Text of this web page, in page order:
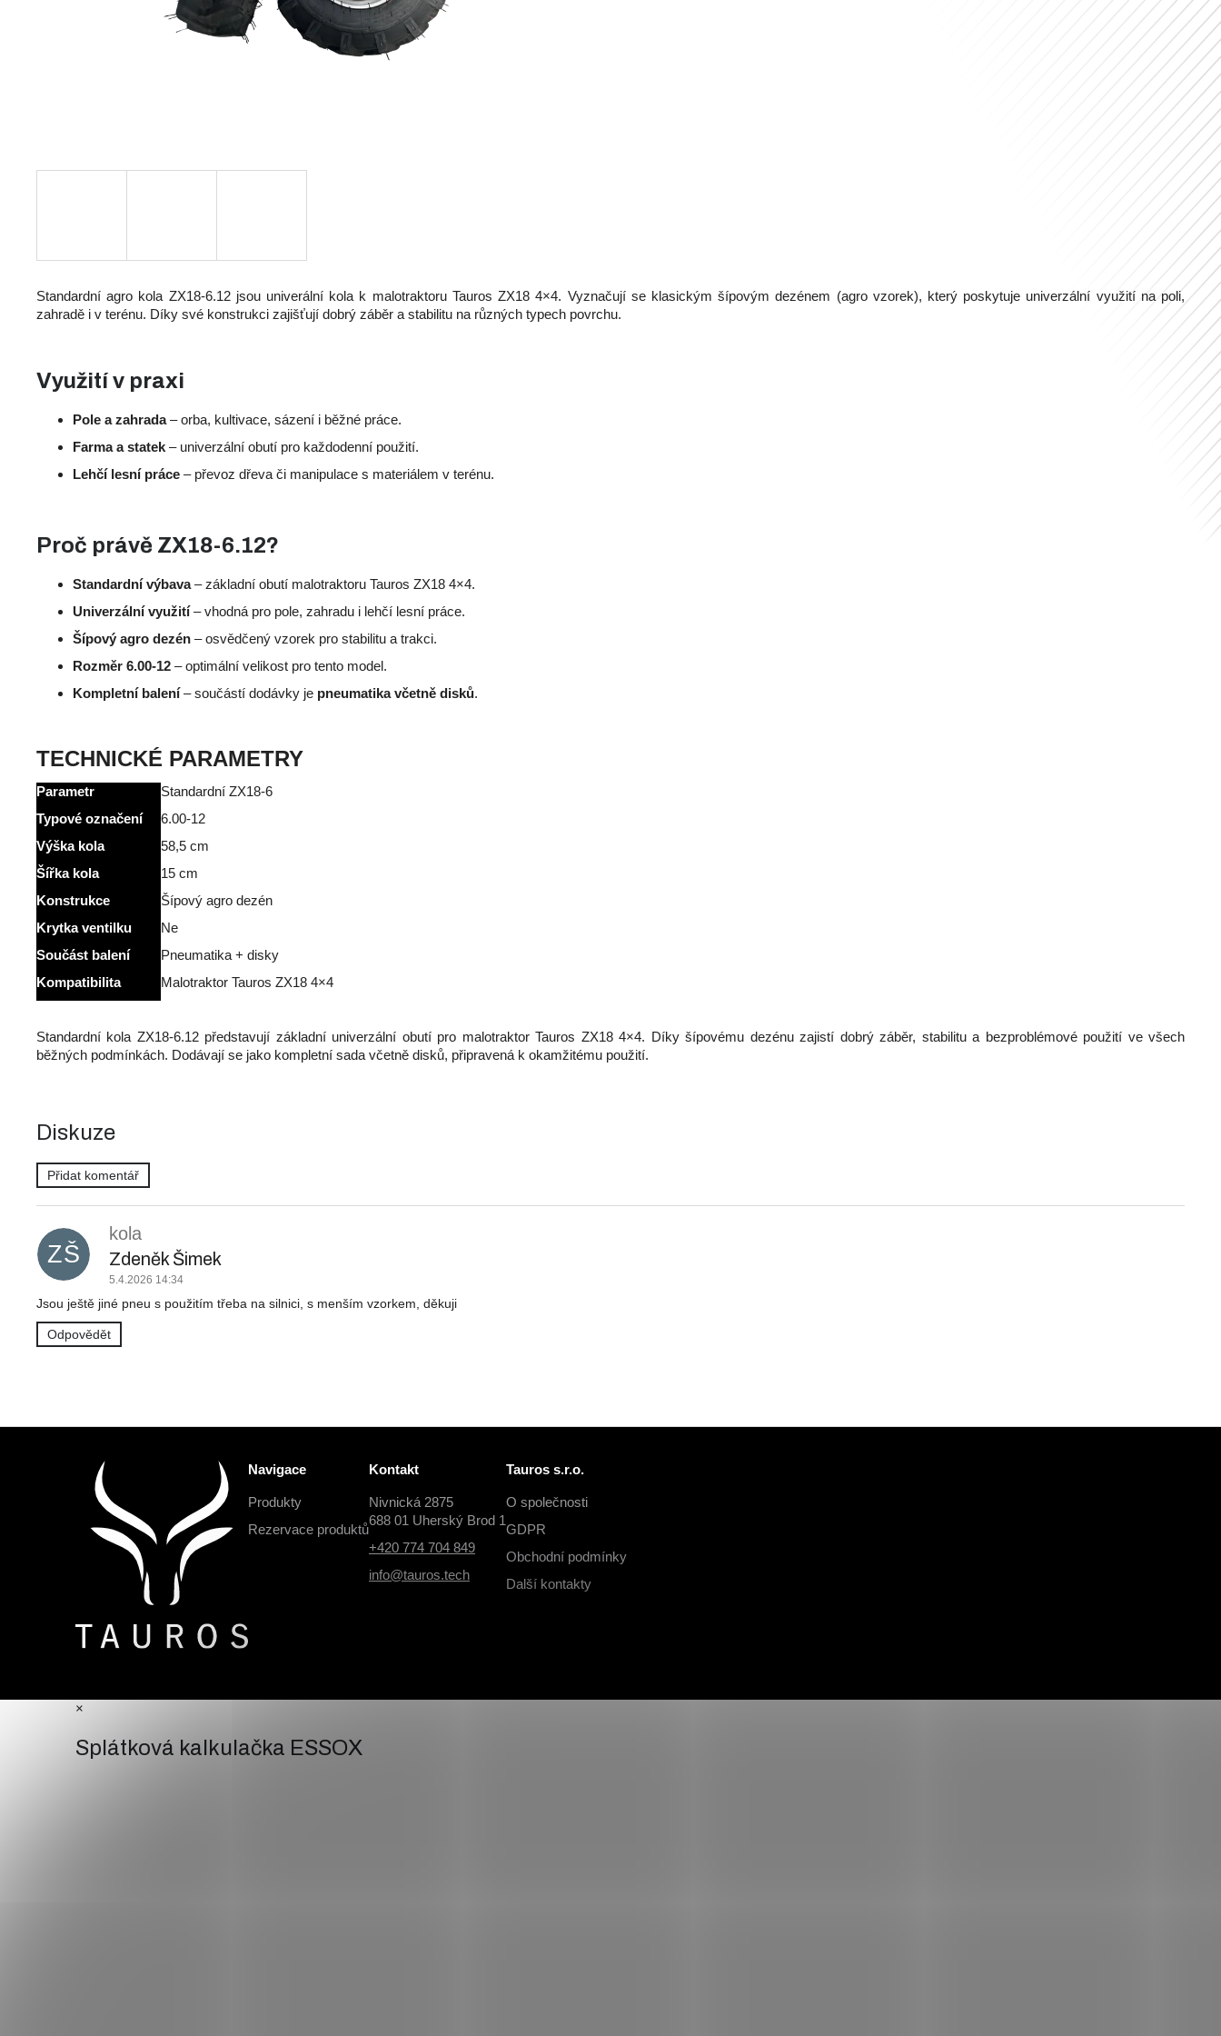
Standardní agro kola ZX18-6.12 jsou univerální kola k malotraktoru Tauros ZX18 4×4. Vyznačují se klasickým šípovým dezénem (agro vzorek), který poskytuje univerzální využití na poli,
zahradě i v terénu. Díky své konstrukci zajišťují dobrý záběr a stabilitu na různých typech povrchu.
Využití v praxi
Pole a zahrada– orba, kultivace, sázení i běžné práce.
Farma a statek – univerzální obutí pro každodenní použití.
Lehčí lesní práce – převoz dřeva či manipulace s materiálem v terénu.
Proč právě ZX18-6.12?
Standardní výbava– základní obutí malotraktoru Tauros ZX18 4×4.
Univerzální využití– vhodná pro pole, zahradu i lehčí lesní práce.
Šípový agro dezén – osvědčený vzorek pro stabilitu a trakci.
Rozměr 6.00-12 – optimální velikost pro tento model.
Kompletní balení– součástí dodávky je pneumatika včetně disků.
TECHNICKÉ PARAMETRY
Parametr
Standardní ZX18-6
Typové označení
6.00-12
Výška kola
58,5 cm
Šířka kola
15 cm
Konstrukce
Šípový agro dezén
Krytka ventilku
Ne
Součást balení
Pneumatika + disky
Kompatibilita
Malotraktor Tauros ZX18 4×4
Standardní kola ZX18-6.12 představují základní univerzální obutí pro malotraktor Tauros ZX18 4×4. Díky šípovému dezénu zajistí dobrý záběr, stabilitu a bezproblémové použití ve všech
běžných podmínkách. Dodávají se jako kompletní sada včetně disků, připravená k okamžitému použití.
Diskuze
Přidat komentář
p
i
s
d
i
ZŠ
kola
Zdeněk Šimek
5.4.2026 14:34
Jsou ještě jiné pneu s použitím třeba na silnici, s menším vzorkem, děkuji
Odpovědět
Navigace
Produkty
Rezervace produktů
Kontakt
Nivnická 2875
688 01 Uherský Brod 1
+420 774 704 849
info@tauros.tech
Tauros s.r.o.
O společnosti
GDPR
Obchodní podmínky
Další kontakty
×
Splátková kalkulačka ESSOX